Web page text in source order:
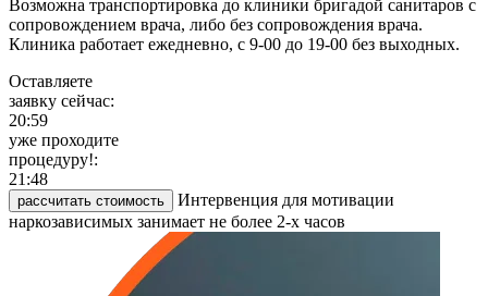
Возможна транспортировка до клиники бригадой санитаров с
сопровождением врача, либо без сопровождения врача.
Клиника работает ежедневно, с 9-00 до 19-00 без выходных.
Оставляете
заявку сейчас:
20:59
уже проходите
процедуру!:
21:48
рассчитать стоимость
Интервенция для мотивации
наркозависимых занимает не более 2-х часов